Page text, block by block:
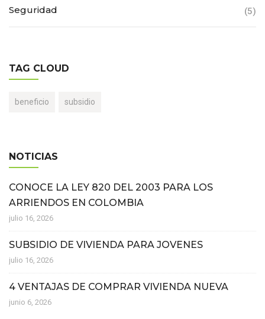
Seguridad (5)
TAG CLOUD
beneficio subsidio
NOTICIAS
CONOCE LA LEY 820 DEL 2003 PARA LOS
ARRIENDOS EN COLOMBIA
julio 16, 2026
SUBSIDIO DE VIVIENDA PARA JOVENES
julio 16, 2026
4 VENTAJAS DE COMPRAR VIVIENDA NUEVA
junio 6, 2026